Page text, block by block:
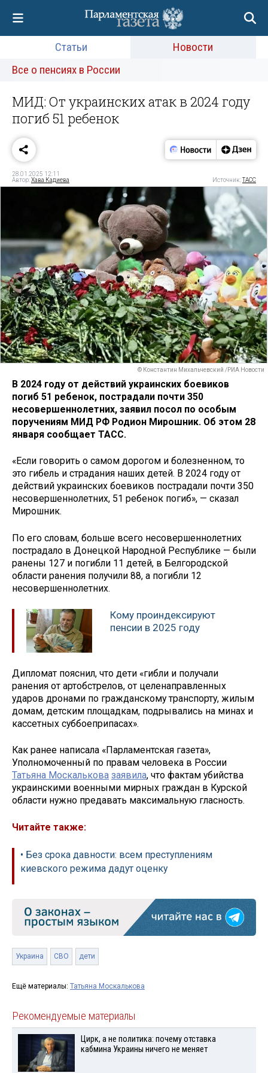
Статьи
Новости
Все о пенсиях в России
МИД: От украинских атак в 2024 году
погиб 51 ребенок
28.01.2025 12:11
Автор:Хава Кадиева Источник:ТАСС
© Константин Михальчевский /РИА Новости
В 2024 году от действий украинских боевиков
погиб 51 ребенок, пострадали почти 350
несовершеннолетних, заявил посол по особым
поручениям МИД РФ Родион Мирошник. Об этом 28
января сообщает ТАСС.
«Если говорить о самом дорогом и болезненном, то
это гибель и страдания наших детей. В 2024 году от
действий украинских боевиков пострадали почти 350
несовершеннолетних, 51 ребенок погиб», — сказал
Мирошник.
По его словам, больше всего несовершеннолетних
пострадало в Донецкой Народной Республике — были
ранены 127 и погибли 11 детей, в Белгородской
области ранения получили 88, а погибли 12
несовершеннолетних.
Кому проиндексируют
пенсии в 2025 году
Дипломат пояснил, что дети «гибли и получали
ранения от артобстрелов, от целенаправленных
ударов дронами по гражданскому транспорту, жилым
домам, детским площадкам, подрывались на минах и
кассетных суббоеприпасах».
Как ранее написала «Парламентская газета»,
Уполномоченный по правам человека в России
Татьяна Москалькова заявила, что фактам убийства
украинскими военными мирных граждан в Курской
области нужно предавать максимальную гласность.
Читайте также:
• Без срока давности: всем преступлениям
киевского режима дадут оценку
Украина СВО дети
Ещё материалы: Татьяна Москалькова
Рекомендуемые материалы
Цирк, а не политика: почему отставка
кабмина Украины ничего не меняет